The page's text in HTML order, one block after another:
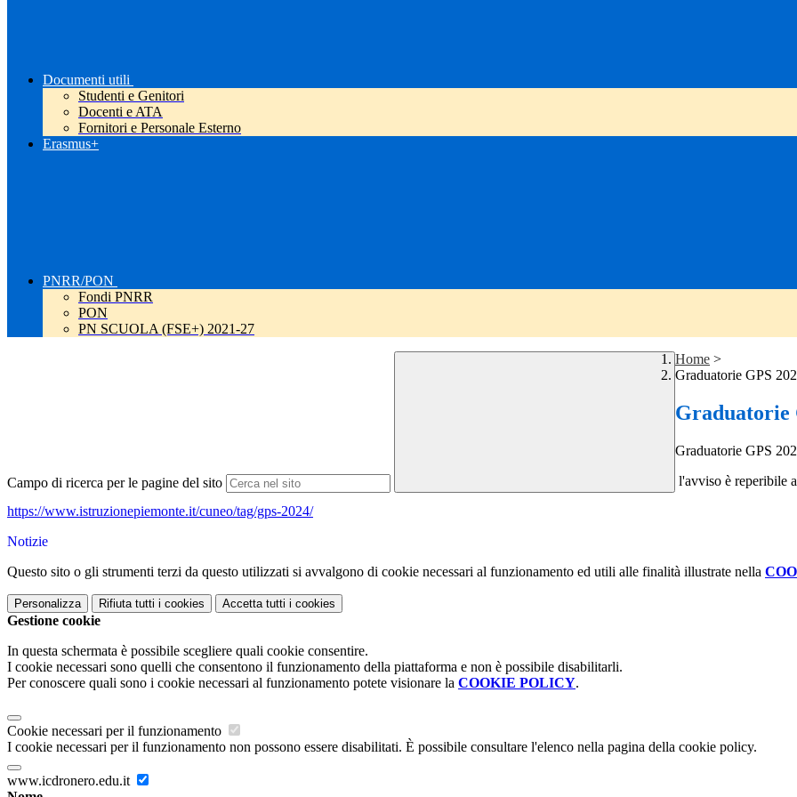
Documenti utili
Studenti e Genitori
Docenti e ATA
Fornitori e Personale Esterno
Erasmus+
PNRR/PON
Fondi PNRR
PON
PN SCUOLA (FSE+) 2021-27
Campo di ricerca per le pagine del sito
Home >
Graduatorie GPS
Graduatorie
Graduatorie GPS
l'avviso è reperibile
https://www.istruzionepiemonte.it/cuneo/tag/gps-2024/
Notizie
Questo sito o gli strumenti terzi da questo utilizzati si avvalgono di cookie necessari al funzionamento ed utili alle finalità illustrate nella
Personalizza Rifiuta tutti i cookies Accetta tutti i cookies
Gestione cookie
In questa schermata è possibile scegliere quali cookie consentire.
I cookie necessari sono quelli che consentono il funzionamento della piattaforma e non è possibile disabilitarli.
Per conoscere quali sono i cookie necessari al funzionamento potete visionare la COOKIE POLICY.
Cookie necessari per il funzionamento
I cookie necessari per il funzionamento non possono essere disabilitati. È possibile consultare l'elenco nella pagina della cookie policy.
www.icdronero.edu.it